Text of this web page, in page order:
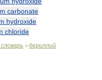
carbonate
hydroxide
chloride
> бериллий